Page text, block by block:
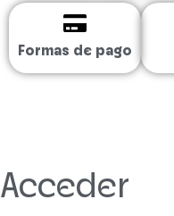
Formas de pago
Acceder